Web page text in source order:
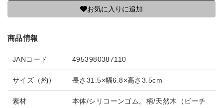
お気に入りに追加
商品情報
JANコード 4953980387110
サイズ（約） 長さ31.5×幅6.8×高さ3.5cm
素材
本体/シリコーンゴム。柄/天然木（ビーチ